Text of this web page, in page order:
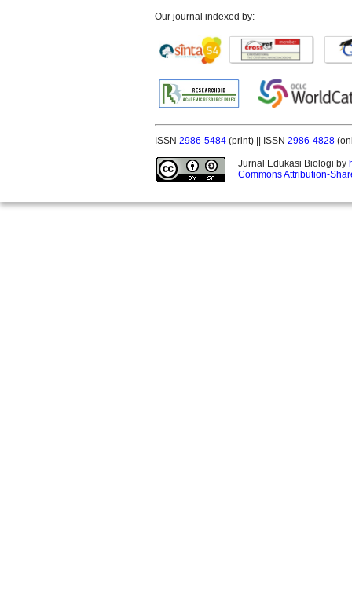
Our journal indexed by:
ISSN 2986-5484 (print) || ISSN 2986-4828
Jurnal Edukasi Biologi by
Commons Attribution-